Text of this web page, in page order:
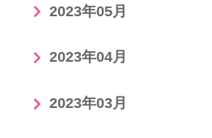
2023年05月
2023年04月
2023年03月